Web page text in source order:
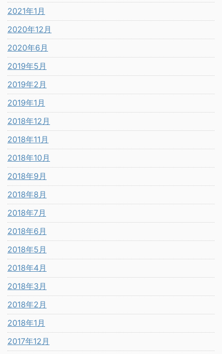
2021年1月
2020年12月
2020年6月
2019年5月
2019年2月
2019年1月
2018年12月
2018年11月
2018年10月
2018年9月
2018年8月
2018年7月
2018年6月
2018年5月
2018年4月
2018年3月
2018年2月
2018年1月
2017年12月